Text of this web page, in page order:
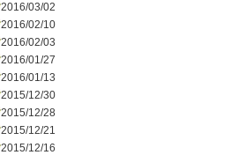
2016/03/02
2016/02/10
2016/02/03
2016/01/27
2016/01/13
2015/12/30
2015/12/28
2015/12/21
2015/12/16